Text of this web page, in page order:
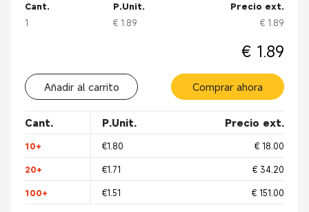
Cant.
1
P.Unit.
€ 1.89
Precio ext.
€ 1.89
€ 1.89
Añadir al carrito Comprar ahora
Cant. P.Unit. Precio ext.
10+ €1.80 € 18.00
20+ €1.71 € 34.20
100+ €1.51 € 151.00